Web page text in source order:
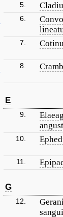
5.
6.
7.
8.
E
9.
10.
11.
G
12.